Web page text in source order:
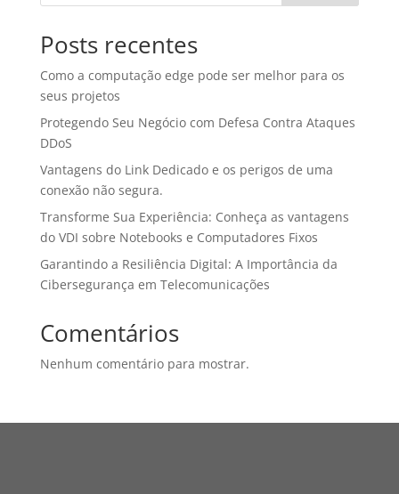
Posts recentes
Como a computação edge pode ser melhor para os
seus projetos
Protegendo Seu Negócio com Defesa Contra Ataques
DDoS
Vantagens do Link Dedicado e os perigos de uma
conexão não segura.
Transforme Sua Experiência: Conheça as vantagens
do VDI sobre Notebooks e Computadores Fixos
Garantindo a Resiliência Digital: A Importância da
Cibersegurança em Telecomunicações
Comentários
Nenhum comentário para mostrar.